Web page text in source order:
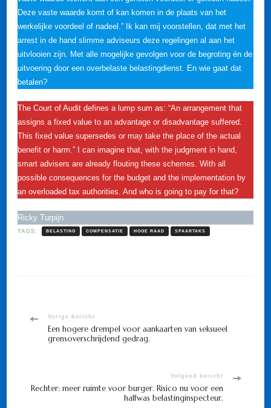
Deze vaste waarde komt of kan komen in de plaats van het
werkelijke voordeel of nadeel.” Ik kan mij voorstellen, dat met het
arrest in de hand slimme adviseurs deze regelingen al aan het
uitvlooien zijn. Met alle mogelijke gevolgen voor de begroting én de
uitvoering door een overbelaste belastingdienst. En wie gaat dat
betalen?
The Court of Audit defines a lump sum as: “An arrangement that
assigns a fixed value to an advantage or disadvantage suffered.
This fixed value supersedes or may take the place of the actual
benefit or harm.” I can imagine that, with the judgment in hand,
smart advisers are already flouting these schemes. With all
possible consequences for the budget and the implementation by
an overloaded tax authorities. And who is going to pay for that?
Ricky Turpijn
TAGS: BELASTING COMPENSATIE HOGE RAAD SPAARTAKS
Bericht
navigatie
Vorige bericht
Een hogere drempel voor aankaarten van seksueel
grensoverschrijdend gedrag.
Volgend bericht
Rechter: meer ruimte voor burger. Risico nu voor een
halfwas belastinginspecteur.